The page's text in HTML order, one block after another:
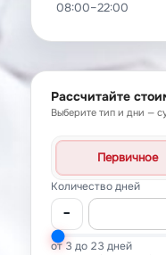
08:00–22:00
Рассчитайте
Выберите тип и дни —
Первичное
Количество дней
−
от 3 до 23 дней